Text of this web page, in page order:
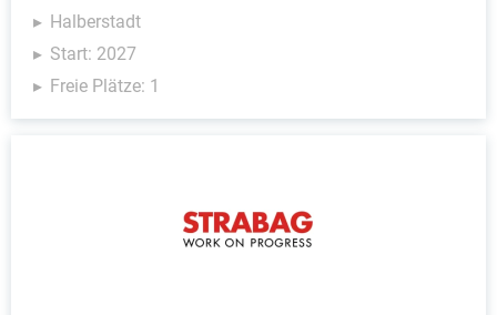
Halberstadt
Start: 2027
Freie Plätze: 1